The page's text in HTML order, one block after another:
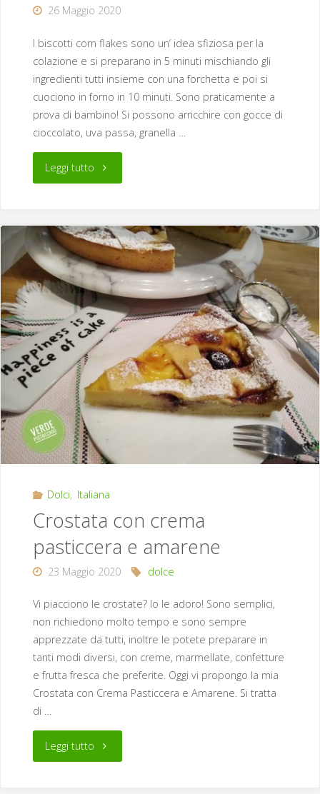
26 Maggio 2020
I biscotti corn flakes sono un’ idea sfiziosa per la
colazione e si preparano in 5 minuti mischiando gli
ingredienti tutti insieme con una forchetta e poi si
cuociono in forno in 10 minuti. Sono praticamente a
prova di bambino! Si possono arricchire con gocce di
cioccolato, uva passa, granella …
Leggi tutto"Biscotti
flakes"
Dolci, Italiana
Crostata con crema
pasticcera e amarene
23 Maggio 2020 dolce
Vi piacciono le crostate? Io le adoro! Sono semplici,
non richiedono molto tempo e sono sempre
apprezzate da tutti, inoltre le potete preparare in
tanti modi diversi, con creme, marmellate, confetture
e frutta fresca che preferite. Oggi vi propongo la mia
Crostata con Crema Pasticcera e Amarene. Si tratta
di …
Leggi tutto"Crostata